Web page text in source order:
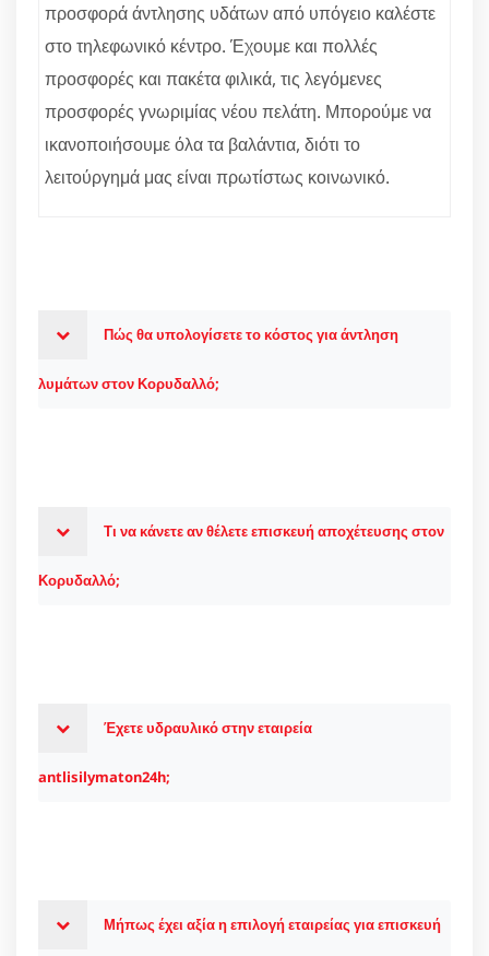
προσφορά άντλησης υδάτων από υπόγειο καλέστε
στο τηλεφωνικό κέντρο. Έχουμε και πολλές
προσφορές και πακέτα φιλικά, τις λεγόμενες
προσφορές γνωριμίας νέου πελάτη. Μπορούμε να
ικανοποιήσουμε όλα τα βαλάντια, διότι το
λειτούργημά μας είναι πρωτίστως κοινωνικό.
Πώς θα υπολογίσετε το κόστος για άντληση
λυμάτων στον Κορυδαλλό;
Τι να κάνετε αν θέλετε επισκευή αποχέτευσης στον
Κορυδαλλό;
Έχετε υδραυλικό στην εταιρεία
antlisilymaton24h;
Μήπως έχει αξία η επιλογή εταιρείας για επισκευή